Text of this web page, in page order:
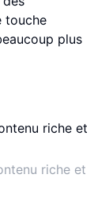
touche
plus
riche et